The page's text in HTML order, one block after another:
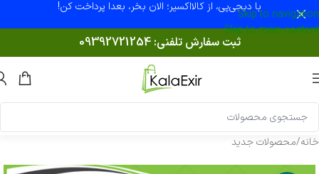
Skip to navigation
Skip to main content
با دیجی‌پی، از کالااکسیر؛ الان بخر، بعدا پرداخت کن!
ثبت سفارش تلفنی:09392721254
خانه/محصولات جدید